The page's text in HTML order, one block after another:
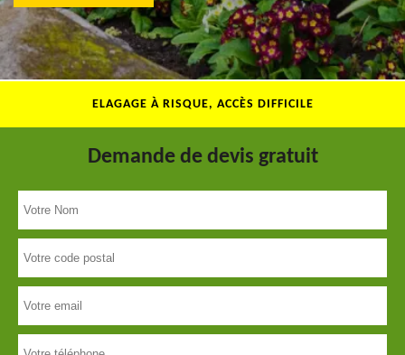
ELAGAGE À RISQUE, ACCÈS DIFFICILE
Demande de devis gratuit